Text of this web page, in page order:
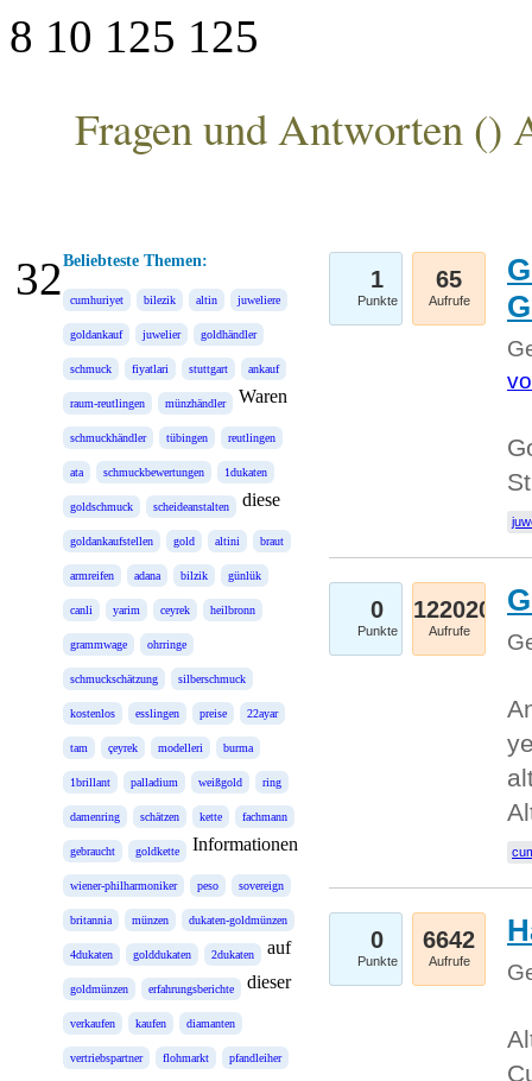
8 10 125 125
Fragen und Antworten ()
Beliebteste Themen:
cumhuriyet bilezik altin juweliere
goldankauf juwelier goldhändler
schmuck fiyatlari stuttgart ankauf
raum-reutlingen münzhändler
schmuckhändler tübingen reutlingen
ata schmuckbewertungen 1dukaten
goldschmuck scheideanstalten
goldankaufstellen gold altini braut
armreifen adana bilzik günlük
canli yarim ceyrek heilbronn
grammwage ohrringe
schmuckschätzung silberschmuck
kostenlos esslingen preise 22ayar
tam çeyrek modelleri burma
1brillant palladium weißgold ring
damenring schätzen kette fachmann
gebraucht goldkette
wiener-philharmoniker peso sovereign
britannia münzen dukaten-goldmünzen
4dukaten golddukaten 2dukaten
goldmünzen erfahrungsberichte
verkaufen kaufen diamanten
vertriebspartner flohmarkt pfandleiher
Waren
diese
Informationen
auf
dieser
1
Punkte
65
Aufrufe
0
Punkte
122020
Aufrufe
0
Punkte
6642
Aufrufe
32